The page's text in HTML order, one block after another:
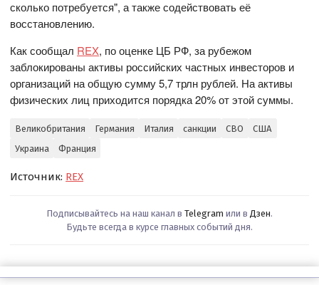
сколько потребуется", а также содействовать её
восстановлению.
Как сообщал REX, по оценке ЦБ РФ, за рубежом
заблокированы активы российских частных инвесторов и
организаций на общую сумму 5,7 трлн рублей. На активы
физических лиц приходится порядка 20% от этой суммы.
Великобритания Германия Италия санкции СВО
США
Украина
Франция
Источник: REX
Подписывайтесь на наш канал в Telegram или в Дзен.
Будьте всегда в курсе главных событий дня.